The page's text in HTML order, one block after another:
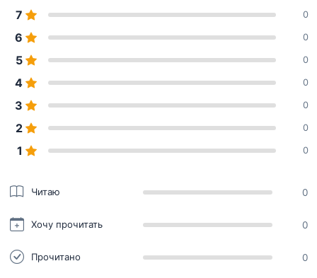
7 0
6 0
5 0
4 0
3 0
2 0
1 0
Читаю 0
Хочу прочитать 0
Прочитано 0